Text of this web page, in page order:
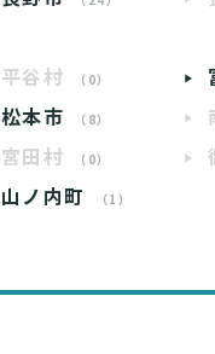
平谷村 （0）
松本市 （8）
宮田村 （0）
山ノ内町 （1）